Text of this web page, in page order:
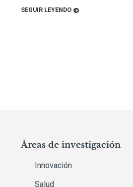
SEGUIR LEYENDO
Áreas de investigación
Innovación
Salud